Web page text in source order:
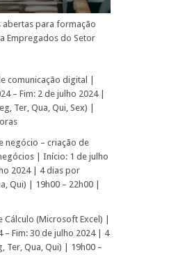
abertas para formação
Empregados do Setor
comunicação digital |
– Fim: 2 de julho 2024 |
Ter, Qua, Qui, Sex) |
negócio – criação de
| Início: 1 de julho
2024 | 4 dias por
Qui) | 19h00 – 22h00 |
Cálculo (Microsoft Excel) |
– Fim: 30 de julho 2024 | 4
Ter, Qua, Qui) | 19h00 –